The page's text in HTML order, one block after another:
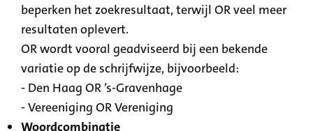
beperken het zoekresultaat, terwijl OR veel meer
resultaten oplevert.
OR wordt vooral geadviseerd bij een bekende
variatie op de schrijfwijze, bijvoorbeeld:
- Den Haag OR ’s-Gravenhage
- Vereeniging OR Vereniging
Woordcombinatie